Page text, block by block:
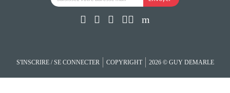
S'INSCRIRE / SE CONNECTER COPYRIGHT 2026 © GUY DEMARLE